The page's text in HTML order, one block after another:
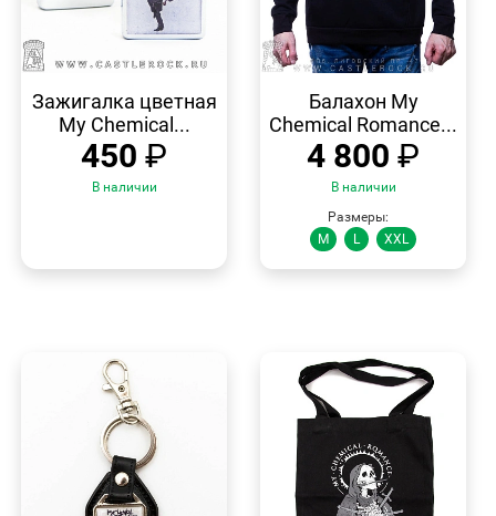
Зажигалка цветная
My Chemical...
450 ₽
В наличии
ПРОСМОТР
Балахон My
Chemical Romance...
4 800 ₽
В наличии
Размеры:
M
L XXL